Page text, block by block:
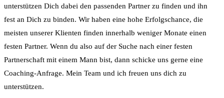
unterstützen Dich dabei den passenden Partner zu finden und ihn
fest an Dich zu binden. Wir haben eine hohe Erfolgschance, die
meisten unserer Klienten finden innerhalb weniger Monate einen
festen Partner. Wenn du also auf der Suche nach einer festen
Partnerschaft mit einem Mann bist, dann schicke uns gerne eine
Coaching-Anfrage. Mein Team und ich freuen uns dich zu
unterstützen.